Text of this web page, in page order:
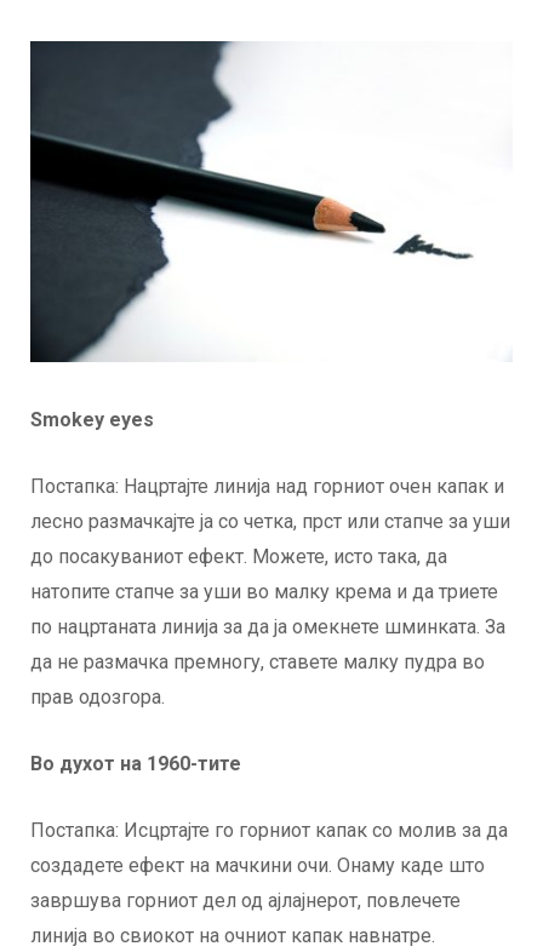
Smokey eyes
Постапка: Нацртајте линија над горниот очен капак и
лесно размачкајте ја со четка, прст или стапче за уши
до посакуваниот ефект. Можете, исто така, да
натопите стапче за уши во малку крема и да триете
по нацртаната линија за да ја омекнете шминката. За
да не размачка премногу, ставете малку пудра во
прав одозгора.
Во духот на 1960-тите
Постапка: Исцртајте го горниот капак со молив за да
создадете ефект на мачкини очи. Онаму каде што
завршува горниот дел од ајлајнерот, повлечете
линија во свиокот на очниот капак навнатре.